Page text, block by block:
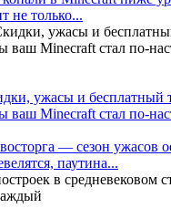
не только...
ужасы и бесплатный
ваш Minecraft стал по-
— сезон ужасов
паутина...